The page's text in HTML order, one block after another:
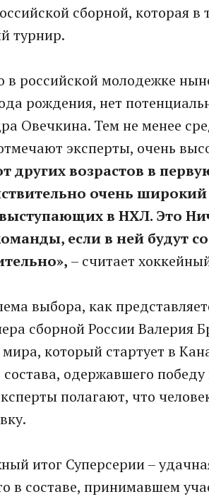
сборной, которая в
турнир.
в российской молодежке
рождения, нет
Овечкина. Тем не менее
эксперты, очень
других возрастов в
очень
в НХЛ. Это
если в ней будут
– считает
выбора, как
сборной России
который стартует в
состава, одержавшего
полагают, что
итог Суперсерии –
в составе, принимавшем